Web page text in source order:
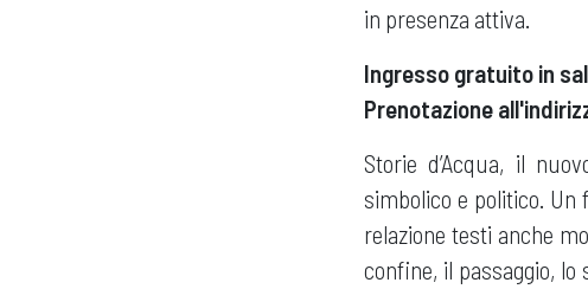
in presenza attiva.
Ingresso gratuito in
Prenotazione
Storie d’Acqua, il
simbolico e politico.
relazione testi anche
confine, il passaggio, lo